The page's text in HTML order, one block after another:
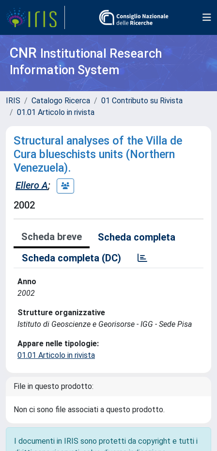
CNR Institutional Research
Information System
IRIS Catalogo Ricerca
01 Contributo su Rivista
01.01 Articolo in rivista
Structural analyses of the Villa de
Cura blueschists units (Northern
Venezuela).
Ellero A;
2002
Scheda breve
Scheda completa
Scheda completa (DC)
Anno
2002
Strutture organizzative
Istituto di Geoscienze e Georisorse - IGG - Sede Pisa
Appare nelle tipologie:
01.01 Articolo in rivista
File in questo prodotto:
Non ci sono file associati a questo prodotto.
I documenti in IRIS sono protetti da copyright e tutti i